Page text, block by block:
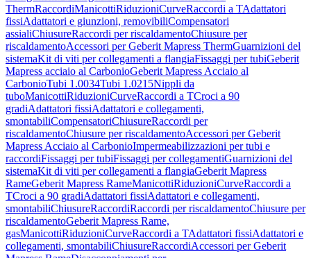
ThermRaccordiManicottiRiduzioniCurveRaccordi a TAdattatori
fissiAdattatori e giunzioni, removibiliCompensatori
assialiChiusureRaccordi per riscaldamentoChiusure per
riscaldamentoAccessori per Geberit Mapress ThermGuarnizioni del
sistemaKit di viti per collegamenti a flangiaFissaggi per tubiGeberit
Mapress acciaio al CarbonioGeberit Mapress Acciaio al
CarbonioTubi 1.0034Tubi 1.0215Nippli da
tuboManicottiRiduzioniCurveRaccordi a TCroci a 90
gradiAdattatori fissiAdattatori e collegamenti,
smontabiliCompensatoriChiusureRaccordi per
riscaldamentoChiusure per riscaldamentoAccessori per Geberit
Mapress Acciaio al CarbonioImpermeabilizzazioni per tubi e
raccordiFissaggi per tubiFissaggi per collegamentiGuarnizioni del
sistemaKit di viti per collegamenti a flangiaGeberit Mapress
RameGeberit Mapress RameManicottiRiduzioniCurveRaccordi a
TCroci a 90 gradiAdattatori fissiAdattatori e collegamenti,
smontabiliChiusureRaccordiRaccordi per riscaldamentoChiusure per
riscaldamentoGeberit Mapress Rame,
gasManicottiRiduzioniCurveRaccordi a TAdattatori fissiAdattatori e
collegamenti, smontabiliChiusureRaccordiAccessori per Geberit